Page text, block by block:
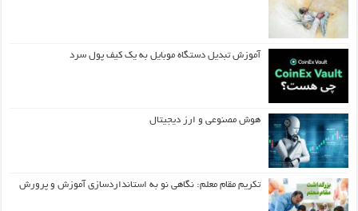
آموزش تبدیل دستگاه موبایل به یک کیف‌ پول سرد
هوش مصنوعی و ارز دیجیتال
تکریم مقام معلم: نگاهی نو به استانداردسازی آموزش و پرورش